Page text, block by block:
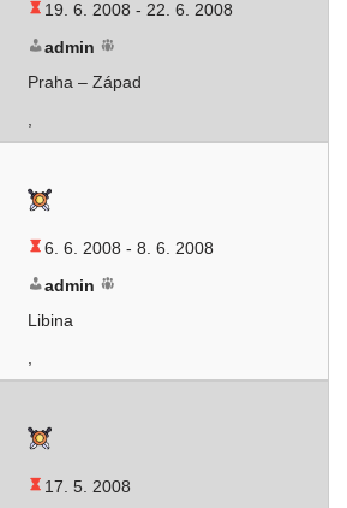
19. 6. 2008 - 22. 6. 2008
admin
Praha – Západ
,
6. 6. 2008 - 8. 6. 2008
admin
Libina
,
17. 5. 2008